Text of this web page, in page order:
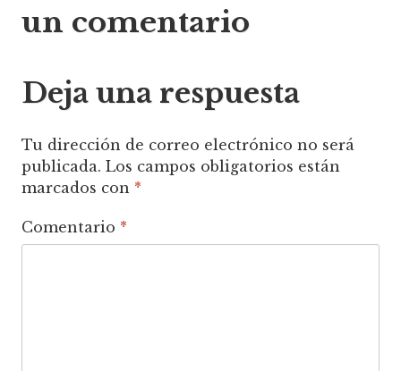
un comentario
Deja una respuesta
Tu dirección de correo electrónico no será
publicada. Los campos obligatorios están
marcados con *
Comentario *